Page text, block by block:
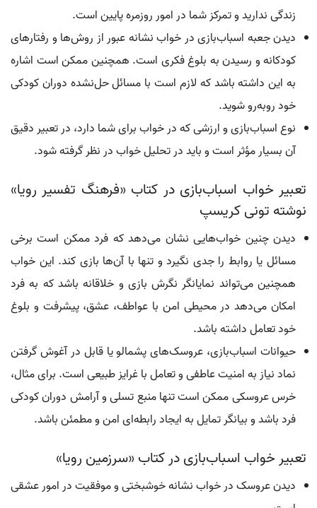
زندگی ندارید و تمرکز شما در امور روزمره پایین است.
دیدن جعبه اسباب‌بازی در خواب نشانه عبور از روش‌ها و رفتارهای
کودکانه و رسیدن به بلوغ فکری است. همچنین ممکن است اشاره
به این داشته باشد که لازم است با مسائل حل‌نشده دوران کودکی
خود روبه‌رو شوید.
نوع اسباب‌بازی و ارزشی که در خواب برای شما دارد، در تعبیر دقیق
آن بسیار مؤثر است و باید در تحلیل خواب در نظر گرفته شود.
تعبیر خواب اسباب‌بازی در کتاب «فرهنگ تفسیر رویا»
نوشته تونی کریسپ
دیدن چنین خواب‌هایی نشان می‌دهد که فرد ممکن است برخی
مسائل یا روابط را جدی نگیرد و تنها با آن‌ها بازی کند. این خواب
همچنین می‌تواند نمایانگر نگرش بازی و خلاقانه باشد که به فرد
امکان می‌دهد در محیطی امن با عواطف، عشق، پیشرفت و بلوغ
خود تعامل داشته باشد.
حیوانات اسباب‌بازی، عروسک‌های پشمالو یا قابل در آغوش گرفتن
نماد نیاز به امنیت عاطفی و تعامل با غرایز طبیعی است. برای مثال،
خرس عروسکی ممکن است تنها منبع تسلی و آرامش دوران کودکی
فرد باشد و بیانگر تمایل به ایجاد رابطه‌ای امن و مطمئن باشد.
تعبیر خواب اسباب‌بازی در کتاب «سرزمین رویا»
دیدن عروسک در خواب نشانه خوشبختی و موفقیت در امور عشقی